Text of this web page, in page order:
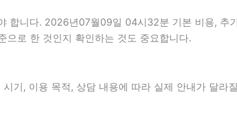
합니다. 2026년07월09일 04시32분 기본 비용, 추
으로 한 것인지 확인하는 것도 중요합니다.
기, 이용 목적, 상담 내용에 따라 실제 안내가 달라